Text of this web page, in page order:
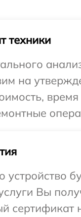
техники
на
устройство
Вы
сертификат